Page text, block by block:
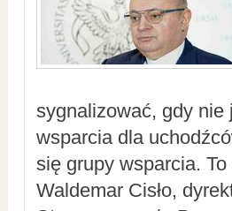
sygnalizować, gdy
wsparcia dla
się grupy wsparcia.
Waldemar Cisło,